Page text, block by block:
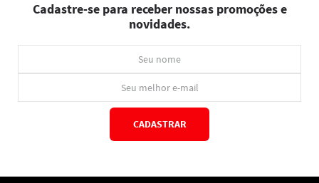
Cadastre-se para receber nossas promoções e
novidades.
CADASTRAR